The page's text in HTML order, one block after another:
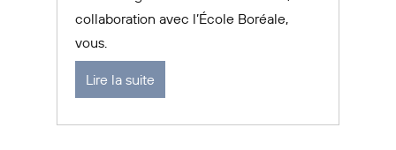
collaboration avec l’École Boréale,
vous.
Lire la suite